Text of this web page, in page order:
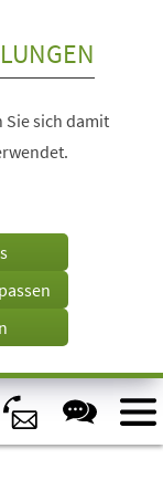
Sie sich damit